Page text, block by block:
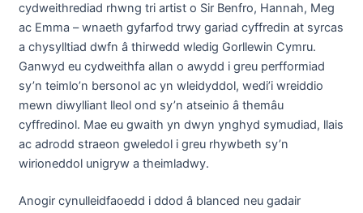
cydweithrediad rhwng tri artist o Sir Benfro, Hannah, Meg
ac Emma – wnaeth gyfarfod trwy gariad cyffredin at syrcas
a chysylltiad dwfn â thirwedd wledig Gorllewin Cymru.
Ganwyd eu cydweithfa allan o awydd i greu perfformiad
sy’n teimlo’n bersonol ac yn wleidyddol, wedi’i wreiddio
mewn diwylliant lleol ond sy’n atseinio â themâu
cyffredinol. Mae eu gwaith yn dwyn ynghyd symudiad, llais
ac adrodd straeon gweledol i greu rhywbeth sy’n
wirioneddol unigryw a theimladwy.
Anogir cynulleidfaoedd i ddod â blanced neu gadair